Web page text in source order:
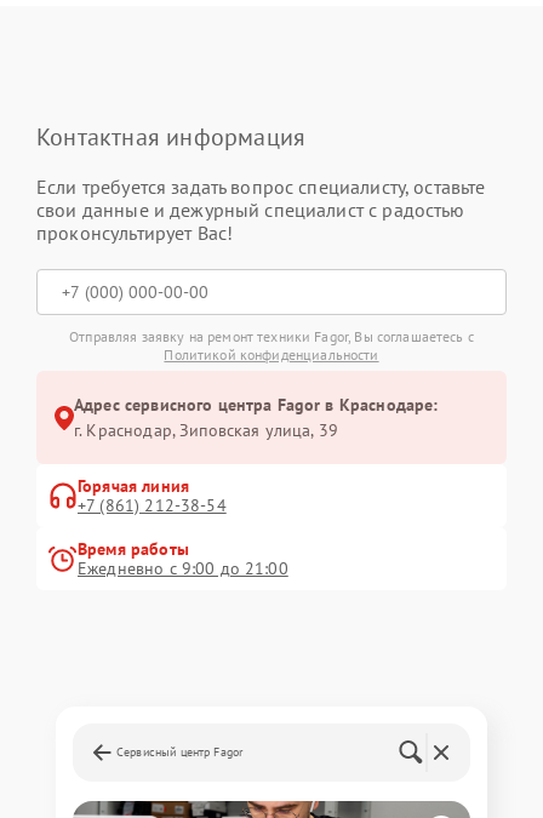
Контактная информация
Если требуется задать вопрос специалисту, оставьте
свои данные и дежурный специалист с радостью
проконсультирует Вас!
Отправляя заявку на ремонт техники Fagor, Вы соглашаетесь с
Политикой конфиденциальности
Адрес сервисного центра Fagor в Краснодаре:
г. Краснодар, Зиповская улица, 39
Горячая линия
+7 (861) 212-38-54
Время работы
Ежедневно с 9:00 до 21:00
Сервисный центр Fagor